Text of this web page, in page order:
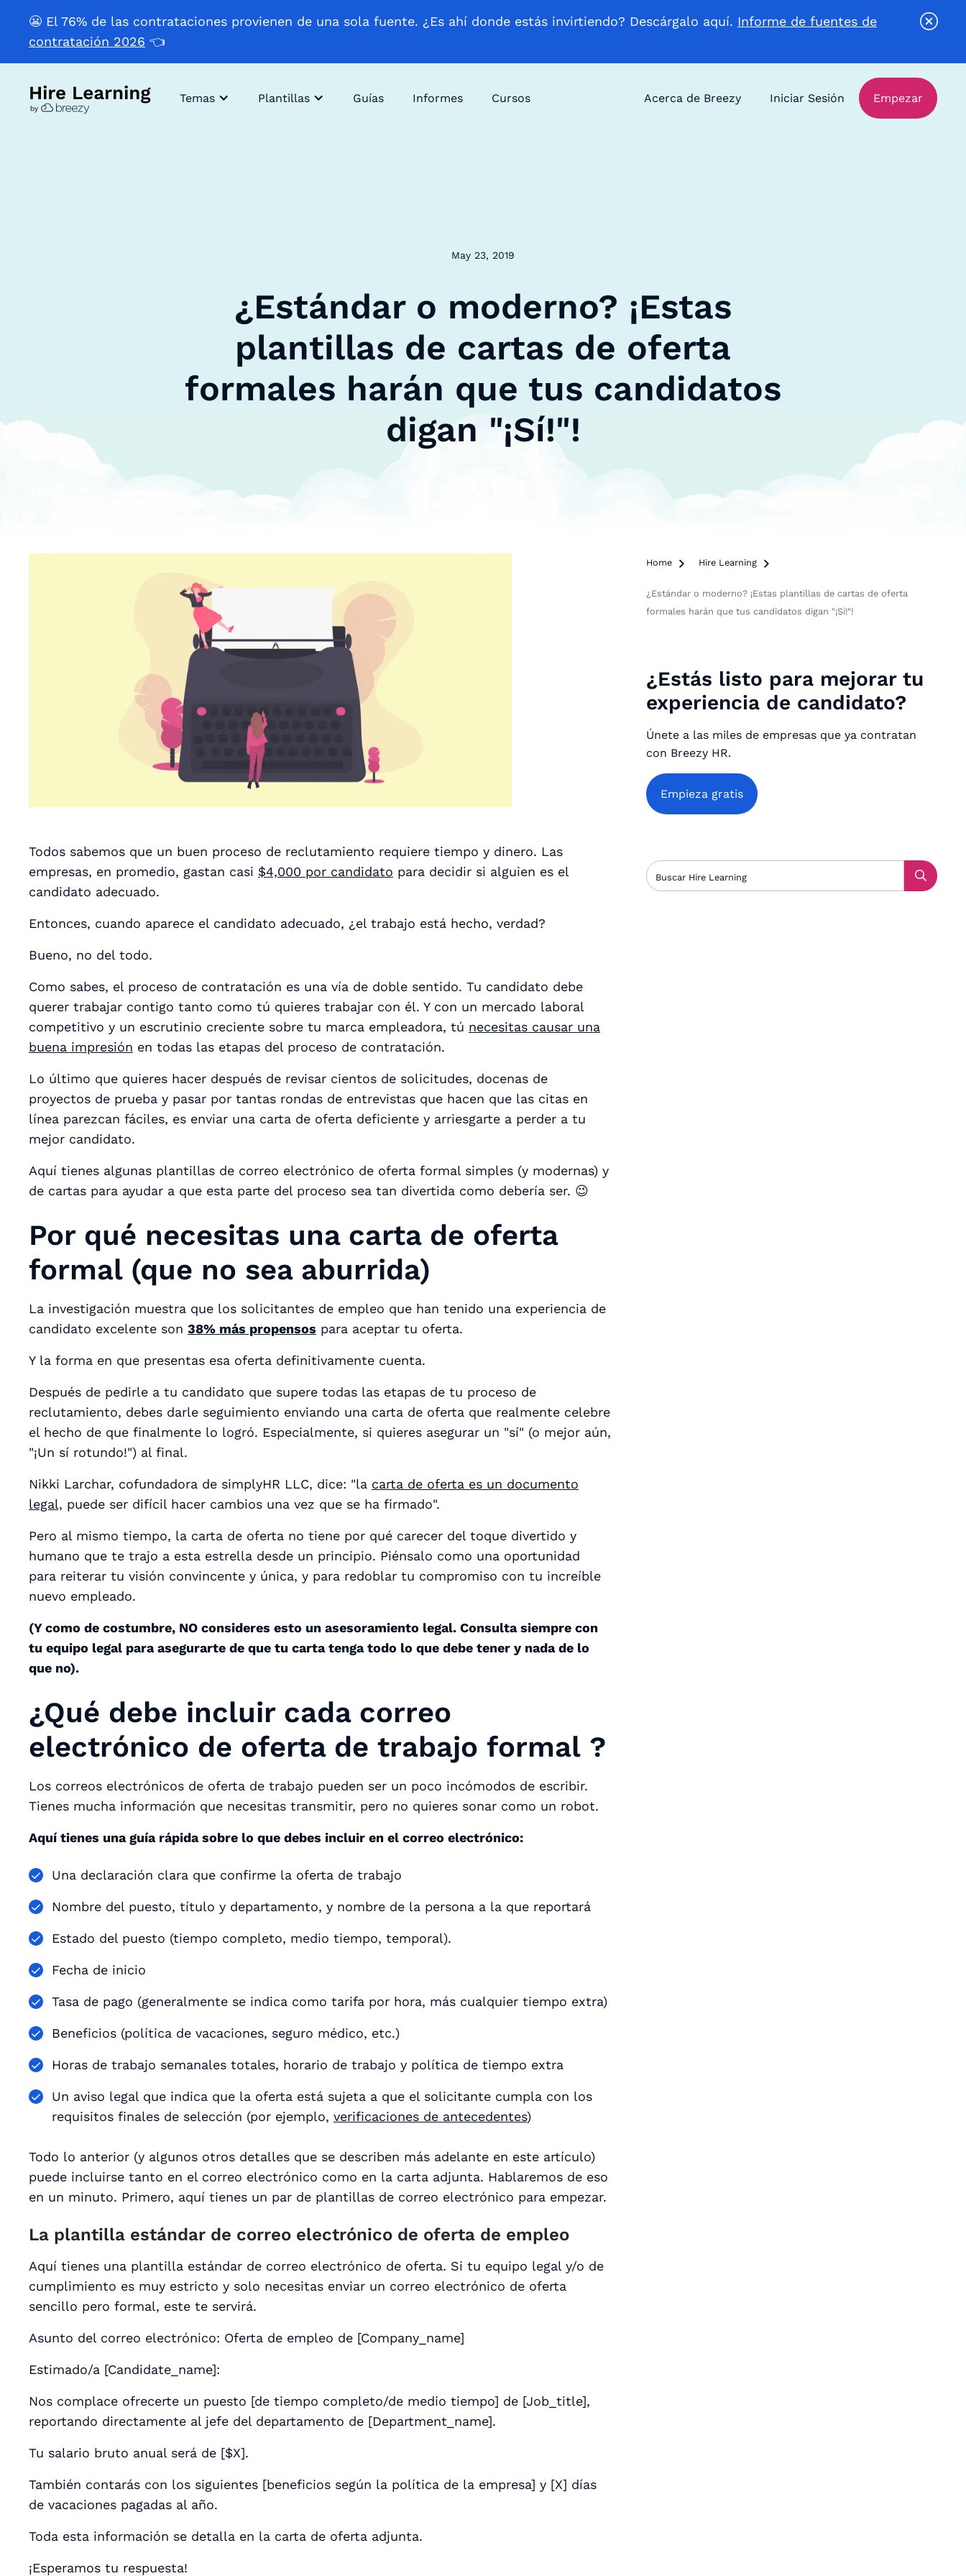
😬 El 76% de las contrataciones provienen de una sola fuente. ¿Es ahí donde estás invirtiendo? Descárgalo aquí. Informe de fuentes de
contratación 2026 👈
Temas Plantillas Guías Informes Cursos Acerca de Breezy Iniciar Sesión Empezar
May 23, 2019
¿Estándar o moderno? ¡Estas
plantillas de cartas de oferta
formales harán que tus candidatos
digan "¡Sí!"!
Todos sabemos que un buen proceso de reclutamiento requiere tiempo y dinero. Las
empresas, en promedio, gastan casi $4,000 por candidato para decidir si alguien es el
candidato adecuado.
Entonces, cuando aparece el candidato adecuado, ¿el trabajo está hecho, verdad?
Bueno, no del todo.
Como sabes, el proceso de contratación es una vía de doble sentido. Tu candidato debe
querer trabajar contigo tanto como tú quieres trabajar con él. Y con un mercado laboral
competitivo y un escrutinio creciente sobre tu marca empleadora, tú necesitas causar una
buena impresión en todas las etapas del proceso de contratación.
Lo último que quieres hacer después de revisar cientos de solicitudes, docenas de
proyectos de prueba y pasar por tantas rondas de entrevistas que hacen que las citas en
línea parezcan fáciles, es enviar una carta de oferta deficiente y arriesgarte a perder a tu
mejor candidato.
Aquí tienes algunas plantillas de correo electrónico de oferta formal simples (y modernas) y
de cartas para ayudar a que esta parte del proceso sea tan divertida como debería ser. 😉
Por qué necesitas una carta de oferta
formal (que no sea aburrida)
La investigación muestra que los solicitantes de empleo que han tenido una experiencia de
candidato excelente son 38% más propensos para aceptar tu oferta.
Y la forma en que presentas esa oferta definitivamente cuenta.
Después de pedirle a tu candidato que supere todas las etapas de tu proceso de
reclutamiento, debes darle seguimiento enviando una carta de oferta que realmente celebre
el hecho de que finalmente lo logró. Especialmente, si quieres asegurar un "sí" (o mejor aún,
"¡Un sí rotundo!") al final.
Nikki Larchar, cofundadora de simplyHR LLC, dice: "la carta de oferta es un documento
legal, puede ser difícil hacer cambios una vez que se ha firmado".
Pero al mismo tiempo, la carta de oferta no tiene por qué carecer del toque divertido y
humano que te trajo a esta estrella desde un principio. Piénsalo como una oportunidad
para reiterar tu visión convincente y única, y para redoblar tu compromiso con tu increíble
nuevo empleado.
(Y como de costumbre, NO consideres esto un asesoramiento legal. Consulta siempre con
tu equipo legal para asegurarte de que tu carta tenga todo lo que debe tener y nada de lo
que no).
¿Qué debe incluir cada correo
electrónico de oferta de trabajo formal ?
Los correos electrónicos de oferta de trabajo pueden ser un poco incómodos de escribir.
Tienes mucha información que necesitas transmitir, pero no quieres sonar como un robot.
Aquí tienes una guía rápida sobre lo que debes incluir en el correo electrónico:
Una declaración clara que confirme la oferta de trabajo
Nombre del puesto, título y departamento, y nombre de la persona a la que reportará
Estado del puesto (tiempo completo, medio tiempo, temporal).
Fecha de inicio
Tasa de pago (generalmente se indica como tarifa por hora, más cualquier tiempo extra)
Beneficios (política de vacaciones, seguro médico, etc.)
Horas de trabajo semanales totales, horario de trabajo y política de tiempo extra
Un aviso legal que indica que la oferta está sujeta a que el solicitante cumpla con los
requisitos finales de selección (por ejemplo, verificaciones de antecedentes)
Todo lo anterior (y algunos otros detalles que se describen más adelante en este artículo)
puede incluirse tanto en el correo electrónico como en la carta adjunta. Hablaremos de eso
en un minuto. Primero, aquí tienes un par de plantillas de correo electrónico para empezar.
La plantilla estándar de correo electrónico de oferta de empleo
Aquí tienes una plantilla estándar de correo electrónico de oferta. Si tu equipo legal y/o de
cumplimiento es muy estricto y solo necesitas enviar un correo electrónico de oferta
sencillo pero formal, este te servirá.
Asunto del correo electrónico: Oferta de empleo de [Company_name]
Estimado/a [Candidate_name]:
Nos complace ofrecerte un puesto [de tiempo completo/de medio tiempo] de [Job_title],
reportando directamente al jefe del departamento de [Department_name].
Tu salario bruto anual será de [$X].
También contarás con los siguientes [beneficios según la política de la empresa] y [X] días
de vacaciones pagadas al año.
Toda esta información se detalla en la carta de oferta adjunta.
¡Esperamos tu respuesta!
Home  Hire Learning 
¿Estándar o moderno? ¡Estas plantillas de cartas de oferta
formales harán que tus candidatos digan "¡Sí!"!
¿Estás listo para mejorar tu
experiencia de candidato?
Únete a las miles de empresas que ya contratan
con Breezy HR.
Empieza gratis